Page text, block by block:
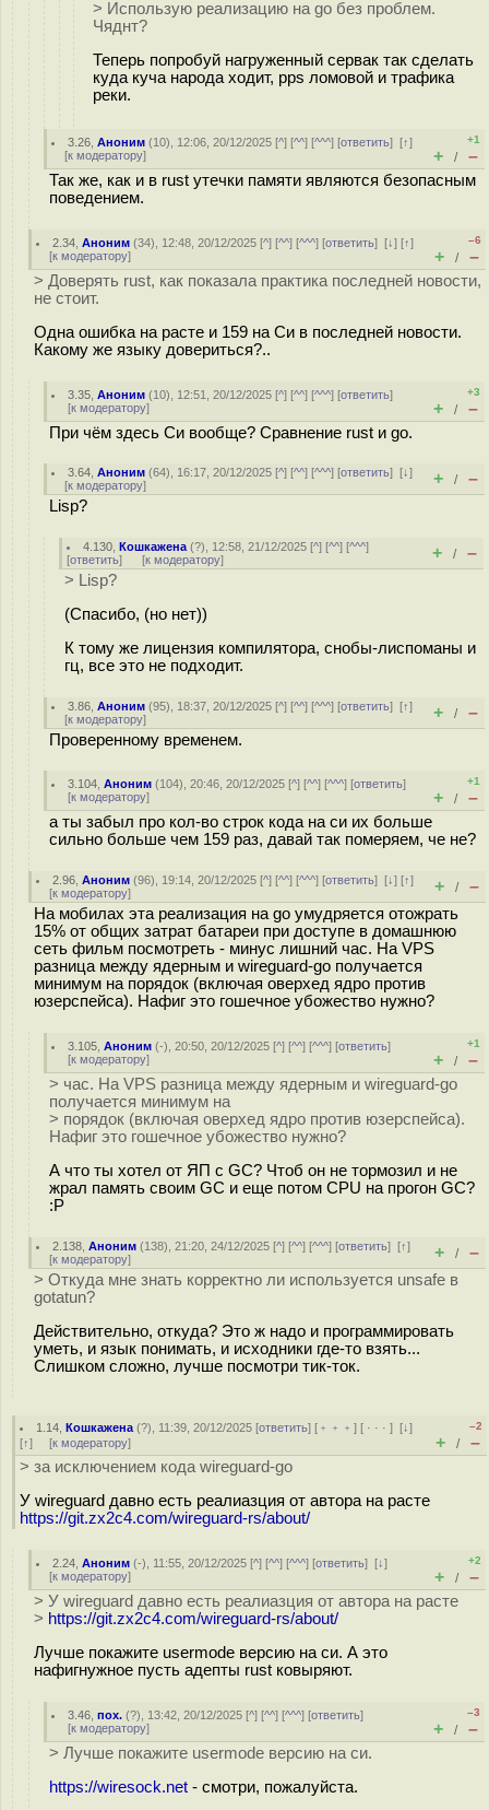
> Использую реализацию на go без проблем.
Чяднт?
Теперь попробуй нагруженный сервак так сделать
куда куча народа ходит, pps ломовой и трафика
реки.
3.26 ,Аноним (10), 12:06, 20/12/2025 [^] [^^] [^^^] [ответить][↑]
[к модератору]
+1
+ / –
Так же, как и в rust утечки памяти являются безопасным
поведением.
2.34 ,Аноним (34), 12:48, 20/12/2025 [^] [^^] [^^^] [ответить][↓] [↑]
[к модератору]
–6
+ / –
> Доверять rust, как показала практика последней новости,
не стоит.
Одна ошибка на расте и 159 на Си в последней новости.
Какому же языку довериться?..
3.35 ,Аноним (10), 12:51, 20/12/2025 [^] [^^] [^^^] [ответить]
[к модератору]
+3
+ / –
При чём здесь Си вообще? Сравнение rust и go.
3.64 ,Аноним (64), 16:17, 20/12/2025 [^] [^^] [^^^] [ответить][↓]
[к модератору] + / –
Lisp?
4.130 ,Кошкажена (?), 12:58, 21/12/2025 [^] [^^] [^^^]
[ответить] [к модератору] + / –
> Lisp?
(Спасибо, (но нет))
К тому же лицензия компилятора, снобы-лиспоманы и
гц, все это не подходит.
3.86 ,Аноним (95), 18:37, 20/12/2025 [^] [^^] [^^^] [ответить][↑]
[к модератору] + / –
Проверенному временем.
3.104 ,Аноним (104), 20:46, 20/12/2025 [^] [^^] [^^^] [ответить]
[к модератору]
+1
+ / –
а ты забыл про кол-во строк кода на си их больше
сильно больше чем 159 раз, давай так померяем, че не?
2.96 ,Аноним (96), 19:14, 20/12/2025 [^] [^^] [^^^] [ответить][↓] [↑]
[к модератору] + / –
На мобилах эта реализация на go умудряется отожрать
15% от общих затрат батареи при доступе в домашнюю
сеть фильм посмотреть - минус лишний час. На VPS
разница между ядерным и wireguard-go получается
минимум на порядок (включая оверхед ядро против
юзерспейса). Нафиг это гошечное убожество нужно?
3.105 ,Аноним (-), 20:50, 20/12/2025 [^] [^^] [^^^] [ответить]
[к модератору]
+1
+ / –
> час. На VPS разница между ядерным и wireguard-go
получается минимум на
> порядок (включая оверхед ядро против юзерспейса).
Нафиг это гошечное убожество нужно?
А что ты хотел от ЯП с GC? Чтоб он не тормозил и не
жрал память своим GC и еще потом CPU на прогон GC?
:P
2.138 ,Аноним (138), 21:20, 24/12/2025 [^] [^^] [^^^] [ответить][↑]
[к модератору] + / –
> Откуда мне знать корректно ли используется unsafe в
gotatun?
Действительно, откуда? Это ж надо и программировать
уметь, и язык понимать, и исходники где-то взять...
Слишком сложно, лучше посмотри тик-ток.
1.14 ,Кошкажена (?), 11:39, 20/12/2025 [ответить] [ ﹢﹢﹢] [ · · ·][↓]
[↑] [к модератору]
–2
+ / –
> за исключением кода wireguard-go
У wireguard давно есть реалиазция от автора на расте
https://git.zx2c4.com/wireguard-rs/about/
2.24 ,Аноним (-), 11:55, 20/12/2025 [^] [^^] [^^^] [ответить][↓]
[к модератору]
+2
+ / –
> У wireguard давно есть реалиазция от автора на расте
> https://git.zx2c4.com/wireguard-rs/about/
Лучше покажите usermode версию на си. А это
нафигнужное пусть адепты rust ковыряют.
3.46 ,пох. (?), 13:42, 20/12/2025 [^] [^^] [^^^] [ответить]
[к модератору]
–3
+ / –
> Лучше покажите usermode версию на си.
https://wiresock.net - смотри, пожалуйста.